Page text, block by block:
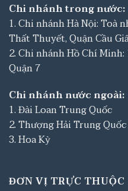
Chi nhánh trong nước:
1. Chi nhánh Hà Nội: Toà
Thất Thuyết, Quận Cầu
2. Chi nhánh Hồ Chí
Quận 7
Chi nhánh nước ngoài:
1. Đài Loan Trung Quốc
2. Thượng Hải Trung Quốc
3. Hoa Kỳ
ĐƠN VỊ TRỰC THUỘC